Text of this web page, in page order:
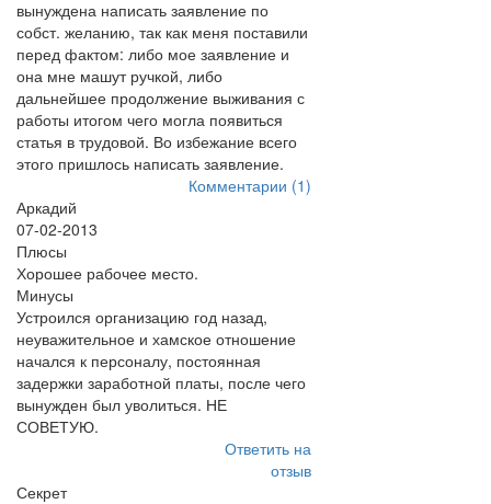
вынуждена написать заявление по
собст. желанию, так как меня поставили
перед фактом: либо мое заявление и
она мне машут ручкой, либо
дальнейшее продолжение выживания с
работы итогом чего могла появиться
статья в трудовой. Во избежание всего
этого пришлось написать заявление.
Комментарии (1)
Аркадий
07-02-2013
Плюсы
Хорошее рабочее место.
Минусы
Устроился организацию год назад,
неуважительное и хамское отношение
начался к персоналу, постоянная
задержки заработной платы, после чего
вынужден был уволиться. НЕ
СОВЕТУЮ.
Ответить на
отзыв
Секрет